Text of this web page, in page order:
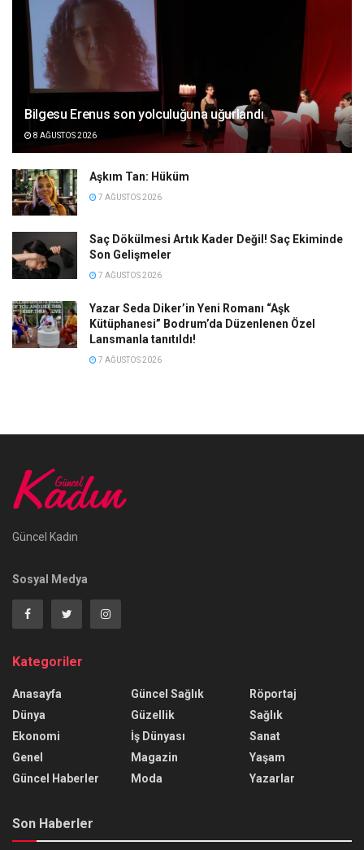
Bilgesu Erenus son yolculuğuna uğurlandı
8 AĞUSTOS 2026
Aşkım Tan: Hüküm
7 AĞUSTOS 2026
Saç Dökülmesi Artık Kader Değil! Saç Ekiminde
Son Gelişmeler
7 AĞUSTOS 2026
Yazar Seda Diker’in Yeni Romanı “Aşk
Kütüphanesi” Bodrum’da Düzenlenen Özel
Lansmanla tanıtıldı!
7 AĞUSTOS 2026
Güncel Kadın
Sosyal Medya
Kategoriler
Anasayfa
Dünya
Ekonomi
Genel
Güncel Haberler
Güncel Sağlık
Güzellik
İş Dünyası
Magazin
Moda
Röportaj
Sağlık
Sanat
Yaşam
Yazarlar
Son Haberler